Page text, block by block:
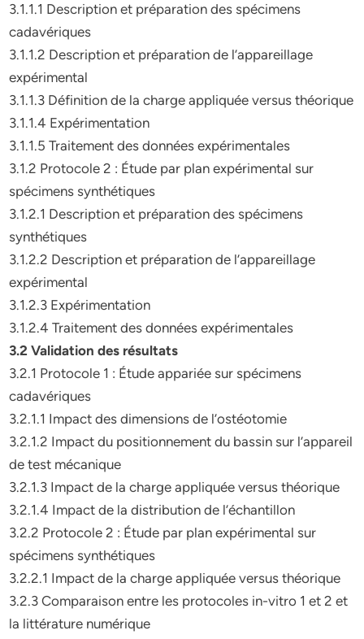
3.1.1.1 Description et préparation des spécimens
cadavériques
3.1.1.2 Description et préparation de l’appareillage
expérimental
3.1.1.3 Définition de la charge appliquée versus théorique
3.1.1.4 Expérimentation
3.1.1.5 Traitement des données expérimentales
3.1.2 Protocole 2 : Étude par plan expérimental sur
spécimens synthétiques
3.1.2.1 Description et préparation des spécimens
synthétiques
3.1.2.2 Description et préparation de l’appareillage
expérimental
3.1.2.3 Expérimentation
3.1.2.4 Traitement des données expérimentales
3.2 Validation des résultats
3.2.1 Protocole 1 : Étude appariée sur spécimens
cadavériques
3.2.1.1 Impact des dimensions de l’ostéotomie
3.2.1.2 Impact du positionnement du bassin sur l’appareil
de test mécanique
3.2.1.3 Impact de la charge appliquée versus théorique
3.2.1.4 Impact de la distribution de l’échantillon
3.2.2 Protocole 2 : Étude par plan expérimental sur
spécimens synthétiques
3.2.2.1 Impact de la charge appliquée versus théorique
3.2.3 Comparaison entre les protocoles in-vitro 1 et 2 et
la littérature numérique